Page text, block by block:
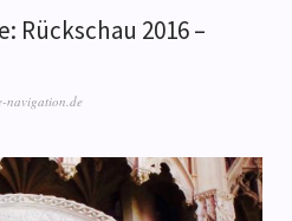
Rückschau 2016 –
navigation.de